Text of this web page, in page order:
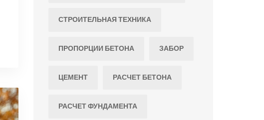
СТРОИТЕЛЬНАЯ ТЕХНИКА
ПРОПОРЦИИ БЕТОНА ЗАБОР
ЦЕМЕНТ РАСЧЕТ БЕТОНА
РАСЧЕТ ФУНДАМЕНТА